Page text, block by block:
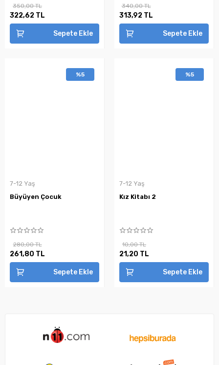
350,00 TL
322,62 TL
Sepete Ekle
340,00 TL
313,92 TL
Sepete Ekle
%5
7-12 Yaş
Büyüyen Çocuk
280,00 TL
261,80 TL
Sepete Ekle
%5
7-12 Yaş
Kız Kitabı 2
10,00 TL
21,20 TL
Sepete Ekle